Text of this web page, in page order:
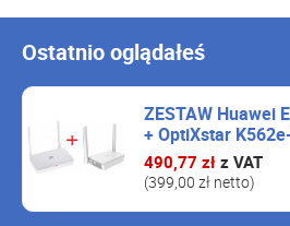
Ostatnio oglądałeś
ZESTAW Huawei
+ OptiXstar
490,77 zł z VAT
(399,00 zł netto)